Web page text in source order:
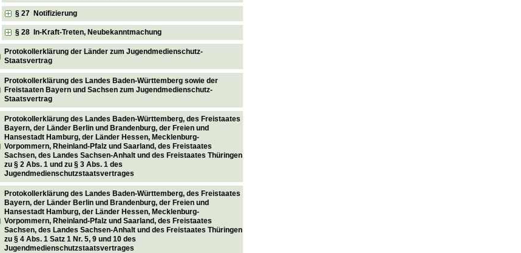
§ 27 Notifizierung
§ 28 In-Kraft-Treten, Neubekanntmachung
Protokollerklärung der Länder zum Jugendmedienschutz-
Staatsvertrag
Protokollerklärung des Landes Baden-Württemberg sowie der
Freistaaten Bayern und Sachsen zum Jugendmedienschutz-
Staatsvertrag
Protokollerklärung des Landes Baden-Württemberg, des Freistaates
Bayern, der Länder Berlin und Brandenburg, der Freien und
Hansestadt Hamburg, der Länder Hessen, Mecklenburg-
Vorpommern, Rheinland-Pfalz und Saarland, des Freistaates
Sachsen, des Landes Sachsen-Anhalt und des Freistaates Thüringen
zu § 2 Abs. 1 und zu § 3 Abs. 1 des
Jugendmedienschutzstaatsvertrages
Protokollerklärung des Landes Baden-Württemberg, des Freistaates
Bayern, der Länder Berlin und Brandenburg, der Freien und
Hansestadt Hamburg, der Länder Hessen, Mecklenburg-
Vorpommern, Rheinland-Pfalz und Saarland, des Freistaates
Sachsen, des Landes Sachsen-Anhalt und des Freistaates Thüringen
zu § 4 Abs. 1 Satz 1 Nr. 5, 9 und 10 des
Jugendmedienschutzstaatsvertrages